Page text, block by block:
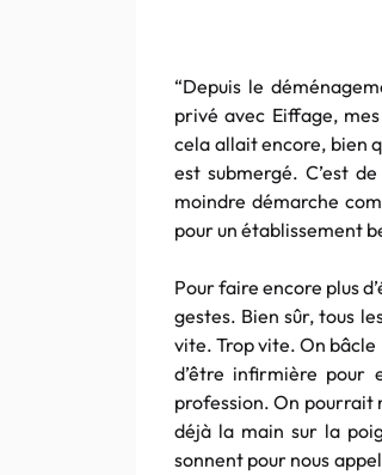
“Depuis le
privé avec Eiffage,
cela allait encore, bien
est submergé. C’est
moindre démarche
pour un établissement
Pour faire encore plus
gestes. Bien sûr, tous
vite. Trop vite. On bâcle
d’être infirmière pour
profession. On pourrait
déjà la main sur la
sonnent pour nous